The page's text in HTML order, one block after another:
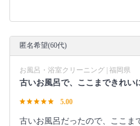
匿名希望(60代)
お風呂・浴室クリーニング | 福岡県
古いお風呂で、ここまできれい
5.00
古いお風呂だったので、ここま